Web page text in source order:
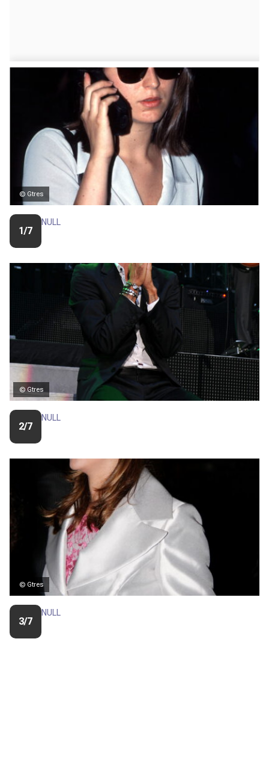
© Gtres
1/7
NULL
© Gtres
2/7
NULL
© Gtres
3/7
NULL